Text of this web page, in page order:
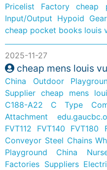
Pricelist Factory
cheap
Input/Output Hypoid
cheap pocket books louis
2025-11-27
cheap mens louis
China Outdoor
Supplier cheap mens
C188-A22 C Type
Attachment
FVT112 FVT140
Conveyor Steel Chains
Playground
China
Factories Suppliers